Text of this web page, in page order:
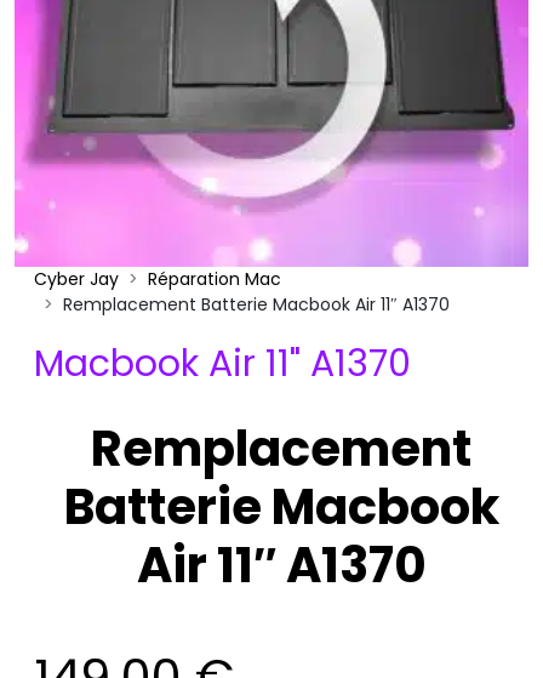
Cyber Jay
Réparation Mac
Remplacement Batterie Macbook Air 11″ A1370
Macbook Air 11" A1370
Remplacement
Batterie Macbook
Air 11″ A1370